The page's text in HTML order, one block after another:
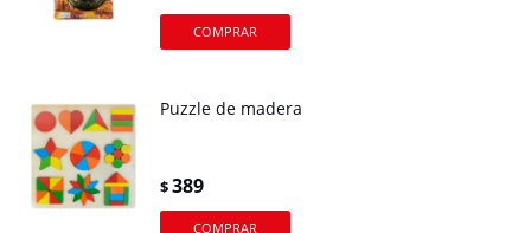
Puzzle de madera
$389